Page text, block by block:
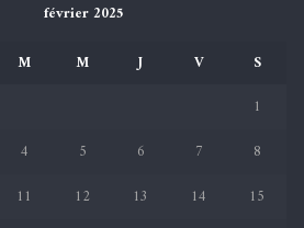
février 2025
M M J V
S
1
4 5 6 7
8
11 12 13 14
15